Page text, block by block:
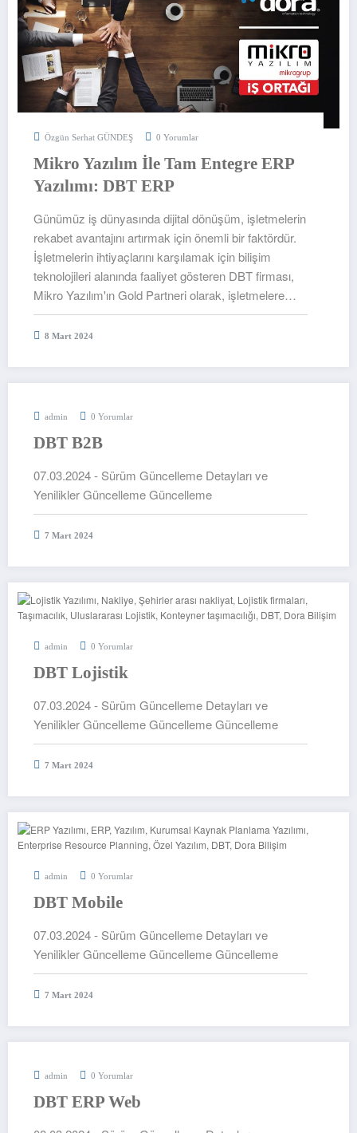
Özgün Serhat GÜNDEŞ 0 Yorumlar
Mikro Yazılım İle Tam Entegre ERP
Yazılımı: DBT ERP
Günümüz iş dünyasında dijital dönüşüm, işletmelerin
rekabet avantajını artırmak için önemli bir faktördür.
İşletmelerin ihtiyaçlarını karşılamak için bilişim
teknolojileri alanında faaliyet gösteren DBT firması,
Mikro Yazılım'ın Gold Partneri olarak, işletmelere…
8 Mart 2024
admin 0 Yorumlar
DBT B2B
07.03.2024 - Sürüm Güncelleme Detayları ve
Yenilikler Güncelleme Güncelleme
7 Mart 2024
admin 0 Yorumlar
DBT Lojistik
07.03.2024 - Sürüm Güncelleme Detayları ve
Yenilikler Güncelleme Güncelleme Güncelleme
7 Mart 2024
admin 0 Yorumlar
DBT Mobile
07.03.2024 - Sürüm Güncelleme Detayları ve
Yenilikler Güncelleme Güncelleme Güncelleme
7 Mart 2024
admin 0 Yorumlar
DBT ERP Web